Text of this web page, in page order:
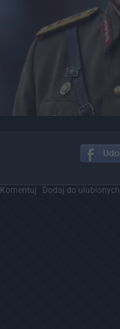
Komentuj Dodaj do ulubionych